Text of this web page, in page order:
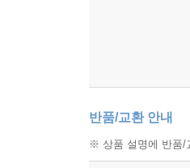
반품/교환 안내
※ 상품 설명에 반품/